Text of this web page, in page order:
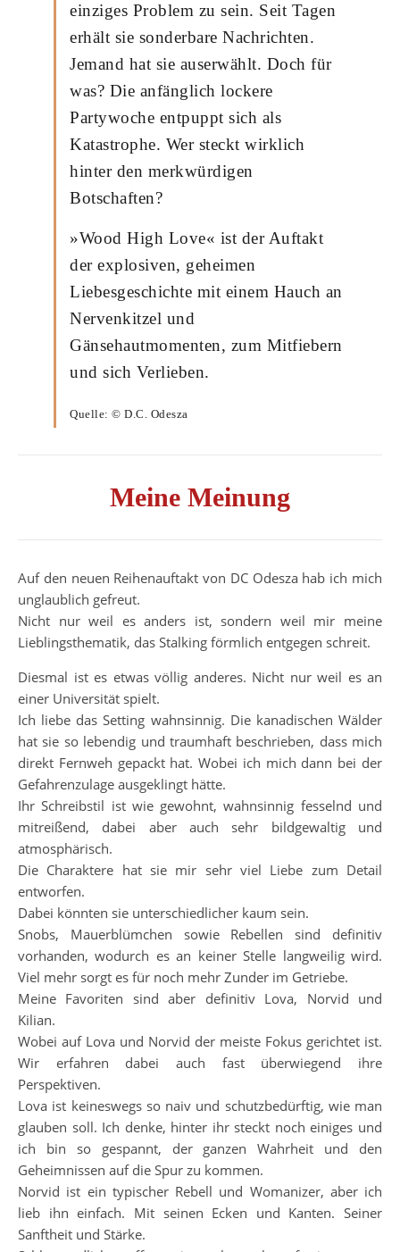
einziges Problem zu sein. Seit Tagen
erhält sie sonderbare Nachrichten.
Jemand hat sie auserwählt. Doch für
was? Die anfänglich lockere
Partywoche entpuppt sich als
Katastrophe. Wer steckt wirklich
hinter den merkwürdigen
Botschaften?
»Wood High Love« ist der Auftakt
der explosiven, geheimen
Liebesgeschichte mit einem Hauch an
Nervenkitzel und
Gänsehautmomenten, zum Mitfiebern
und sich Verlieben.
Quelle: © D.C. Odesza
Meine Meinung
Auf den neuen Reihenauftakt von DC Odesza hab ich mich
unglaublich gefreut.
Nicht nur weil es anders ist, sondern weil mir meine
Lieblingsthematik, das Stalking förmlich entgegen schreit.
Diesmal ist es etwas völlig anderes. Nicht nur weil es an
einer Universität spielt.
Ich liebe das Setting wahnsinnig. Die kanadischen Wälder
hat sie so lebendig und traumhaft beschrieben, dass mich
direkt Fernweh gepackt hat. Wobei ich mich dann bei der
Gefahrenzulage ausgeklingt hätte.
Ihr Schreibstil ist wie gewohnt, wahnsinnig fesselnd und
mitreißend, dabei aber auch sehr bildgewaltig und
atmosphärisch.
Die Charaktere hat sie mir sehr viel Liebe zum Detail
entworfen.
Dabei könnten sie unterschiedlicher kaum sein.
Snobs, Mauerblümchen sowie Rebellen sind definitiv
vorhanden, wodurch es an keiner Stelle langweilig wird.
Viel mehr sorgt es für noch mehr Zunder im Getriebe.
Meine Favoriten sind aber definitiv Lova, Norvid und
Kilian.
Wobei auf Lova und Norvid der meiste Fokus gerichtet ist.
Wir erfahren dabei auch fast überwiegend ihre
Perspektiven.
Lova ist keineswegs so naiv und schutzbedürftig, wie man
glauben soll. Ich denke, hinter ihr steckt noch einiges und
ich bin so gespannt, der ganzen Wahrheit und den
Geheimnissen auf die Spur zu kommen.
Norvid ist ein typischer Rebell und Womanizer, aber ich
lieb ihn einfach. Mit seinen Ecken und Kanten. Seiner
Sanftheit und Stärke.